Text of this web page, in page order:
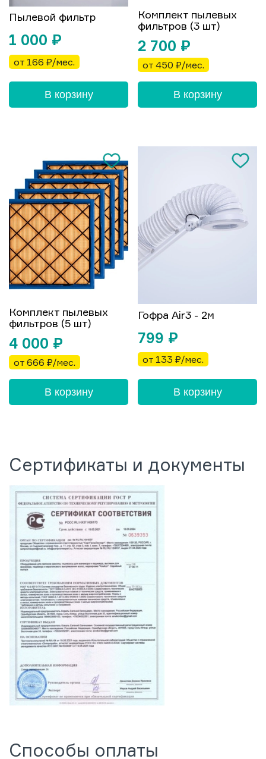
Пылевой фильтр
1 000 ₽
от 166 ₽/мес.
В корзину
Комплект пылевых
фильтров (3 шт)
2 700 ₽
от 450 ₽/мес.
В корзину
Комплект пылевых
фильтров (5 шт)
4 000 ₽
от 666 ₽/мес.
В корзину
Гофра Air3 - 2м
799 ₽
от 133 ₽/мес.
В корзину
Сертификаты и документы
Способы оплаты